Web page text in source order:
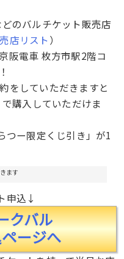
のバルチケット販売店
店リスト ）
阪電車 枚方市駅2階コ
をしていただきますと
購入していただけま
つー限定くじ引き」が1
ます
申込↓
クバル
ージへ